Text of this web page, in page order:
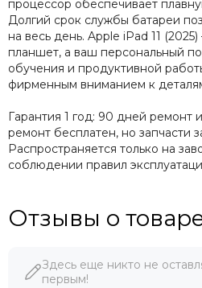
процессор обеспечивает
Долгий срок службы батареи
на весь день. Apple iPad 11
планшет, а ваш персональный
обучения и продуктивной
фирменным вниманием к
Гарантия 1 год: 90 дней ремонт
ремонт бесплатен, но запчасти
Распространяется только на
соблюдении правил
Отзывы о
Здесь еще никто не
первым!